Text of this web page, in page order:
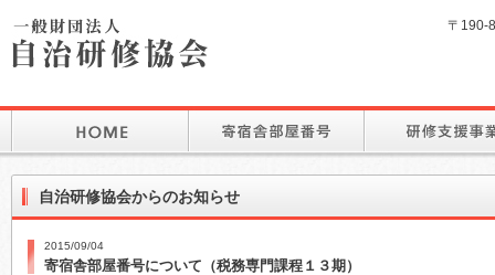
〒190-
自治研修協会からのお知らせ
2015/09/04
寄宿舎部屋番号について（税務専門課程１３期）